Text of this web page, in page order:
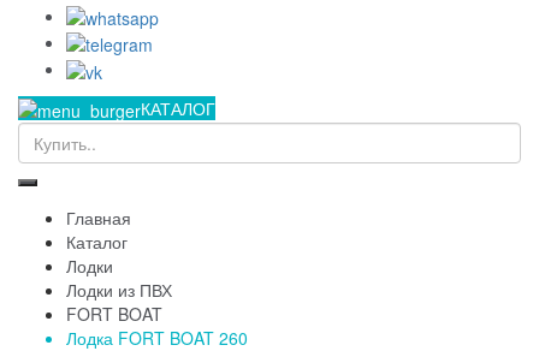
КАТАЛОГ
Главная
Каталог
Лодки
Лодки из ПВХ
FORT BOAT
Лодка FORT BOAT 260